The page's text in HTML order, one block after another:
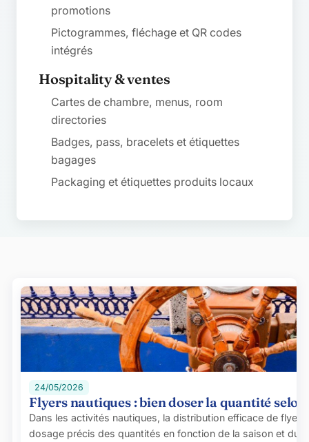
promotions
Pictogrammes, fléchage et QR codes
intégrés
Hospitality & ventes
Cartes de chambre, menus, room
directories
Badges, pass, bracelets et étiquettes
bagages
Packaging et étiquettes produits locaux
24/05/2026
Flyers nautiques : bien doser la quantité
Dans les activités nautiques, la distribution efficace de
dosage précis des quantités en fonction de la saison et du